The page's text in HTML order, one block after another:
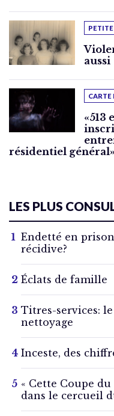
PETITE
aussi
CARTE
«513
résidentiel général»
LES PLUS
Endetté en
récidive?
Éclats de famille
Titres-services:
nettoyage
Inceste, des
« Cette Coupe
dans le cercueil